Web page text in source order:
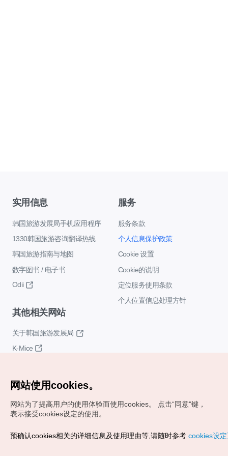
实用信息
韩国旅游发展局手机应用程序
1330韩国旅游咨询翻译热线
韩国旅游指南与地图
数字图书 / 电子书
Odii
服务
服务条款
个人信息保护政策
Cookie 设置
Cookie的说明
定位服务使用条款
个人位置信息处理方针
其他相关网站
关于韩国旅游发展局
K-Mice
Copyrights (c) 韩国旅游发展局版权所有
网站使用cookies。
网站为了提高用户的使用体验而使用cookies。
点击“同意"键，
表示接受cookies设定的使用。
预确认cookies相关的详细信息及使用理由等,请随时参考 cookies设